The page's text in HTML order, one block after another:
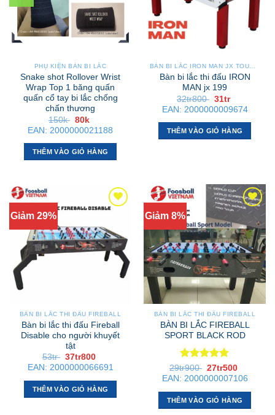
PHỤ KIỆN BÀN BI LẮC
Snake shot Rollover Wrist
Wrap Top 1 băng quấn
quấn cổ tay bi lắc chống
chấn thương
150k Giá
gốc
là:
150k .
80k
hiện
tại
là:
80k .
EAN: 2000000021188
THÊM VÀO GIỎ HÀNG
BÀN BI LẮC IRON MAN JX TOURNAMENT
Bàn bi lắc thi đấu IRON
MAN jx 199
32tr800 Giá
gốc
là:
32tr800 .
31tr
hiện
tại
là:
31tr .
EAN: 2000000009674
THÊM VÀO GIỎ HÀNG
Giảm 29%
BÀN BI LẮC THI ĐẤU FIREBALL
Bàn bi lắc thi đấu Fireball
Disable cho người khuyết
tật
53tr Giá
gốc
là:
53tr .
37tr800
hiện
tại
là:
37tr800 .
EAN: 2000000066691
THÊM VÀO GIỎ HÀNG
Giảm 8%
BÀN BI LẮC THI ĐẤU FIREBALL
BÀN BI LẮC FIREBALL
SPORT BLACK ROD
Được xếp
hạng55
29tr900 Giá
gốc
là:
29tr900 .
27tr500
hiện
tại
là:
27tr500 .
EAN: 2000000007106
THÊM VÀO GIỎ HÀNG